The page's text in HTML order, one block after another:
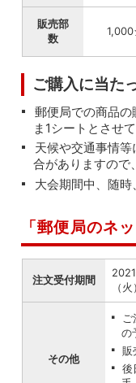
販売部
数
1,000
ご購入に当た
郵便局での商品の
ま1シートとさせ
天候や交通事情
合がありますので
大会期間中、随時
「郵便局のネ
注文受付期間
（
その他
ご
の
販
後